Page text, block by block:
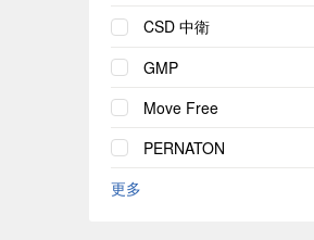
CSD 中衛
GMP
Move Free
PERNATON
更多